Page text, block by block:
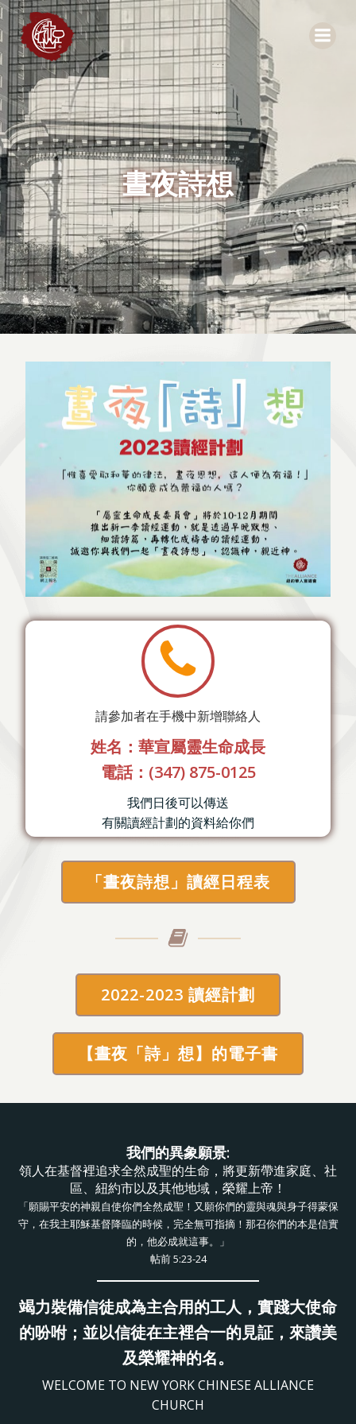
Skip
to
content
晝夜詩想
請參加者在手機中新增聯絡人
姓名：華宣屬靈生命成長
電話：(347) 875-0125
我們日後可以傳送
有關讀經計劃的資料給你們
「晝夜詩想」讀經日程表
2022-2023 讀經計劃
【晝夜「詩」想】的電子書
我們的異象願景:
領人在基督裡追求全然成聖的生命，將更新帶進家庭、社
區、紐約市以及其他地域，榮耀上帝！
「願賜平安的神親自使你們全然成聖！又願你們的靈與魂與身子得蒙保
守，在我主耶穌基督降臨的時候，完全無可指摘！那召你們的本是信實
的，他必成就這事。」
帖前 5:23-24
竭力裝備信徒成為主合用的工人，實踐大使命
的吩咐；並以信徒在主裡合一的見証，來讚美
及榮耀神的名。
WELCOME TO NEW YORK CHINESE ALLIANCE
CHURCH